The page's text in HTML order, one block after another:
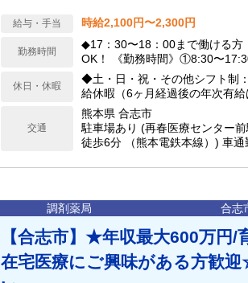
給与・手当 時給2,100円〜2,300円
勤務時間
◆17：30〜18：00まで働ける方
OK！ 《勤務時間》①8:30〜
なし ※時間外労働なし
休日・休暇
◆土・日・祝・その他シフト制
給休暇（6ヶ月経過後の年次有給
交通
熊本県 合志市
駐車場あり (再春医療センター
徒歩6分 （熊本電鉄本線）) 車通
調剤薬局 合志
【合志市】★年収最大600万円
在宅医療にご興味がある方歓